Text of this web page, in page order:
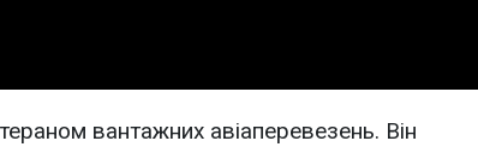
вантажних авіаперевезень. Він